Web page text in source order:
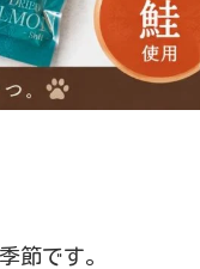
節です。